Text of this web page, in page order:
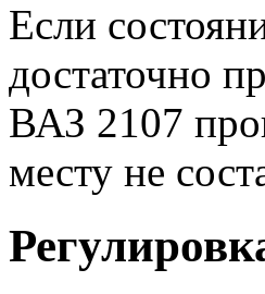
Если
достаточно
ВАЗ 2107
месту не